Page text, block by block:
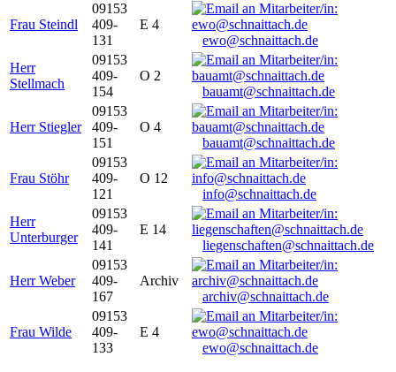
Frau Steindl
09153
409-
131
E 4
ewo@schnaittach.de
Herr
Stellmach
09153
409-
154
O 2
bauamt@schnaittach.de
Herr Stiegler
09153
409-
151
O 4
bauamt@schnaittach.de
Frau Stöhr
09153
409-
121
O 12
info@schnaittach.de
Herr
Unterburger
09153
409-
141
E 14
liegenschaften@schnaittach.de
Herr Weber
09153
409-
167
Archiv
archiv@schnaittach.de
Frau Wilde
09153
409-
133
E 4
ewo@schnaittach.de